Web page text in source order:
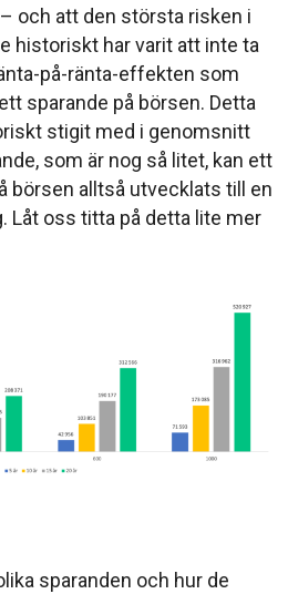
och att den största risken i
historiskt har varit att inte ta
på-ränta-effekten som
sparande på börsen. Detta
stigit med i genomsnitt
som är nog så litet, kan ett
börsen alltså utvecklats till en
Låt oss titta på detta lite mer
sparanden och hur de